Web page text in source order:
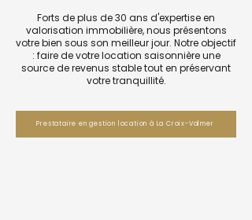
Forts de plus de 30 ans d'expertise en
valorisation immobilière, nous présentons
votre bien sous son meilleur jour. Notre objectif
: faire de votre location saisonnière une
source de revenus stable tout en préservant
votre tranquillité.
Prestataire en gestion location à La Croix-Valmer